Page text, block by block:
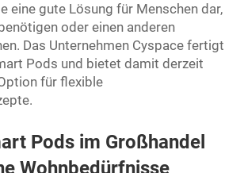
eine gute Lösung für Menschen dar,
oder einen anderen
Das Unternehmen Cyspace fertigt
Pods und bietet damit derzeit
für flexible
Pods im Großhandel
Wohnbedürfnisse